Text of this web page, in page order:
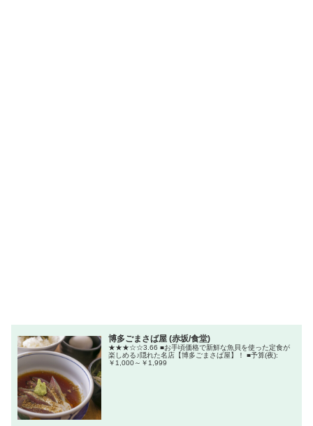
博多ごまさば屋 (赤坂/食堂)
★★★☆☆3.66 ■お手頃価格で新鮮な魚貝を使った定食が
楽しめる♪隠れた名店【博多ごまさば屋】！ ■予算(夜):
￥1,000～￥1,999